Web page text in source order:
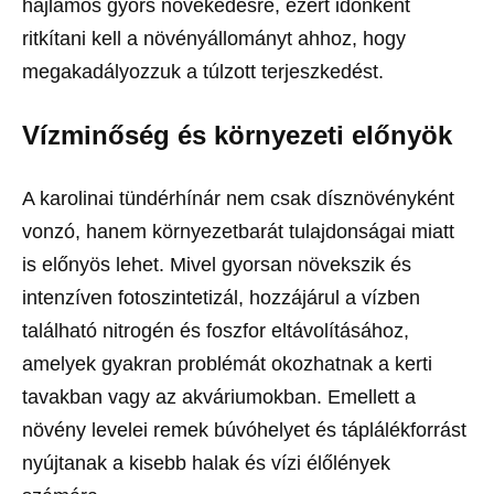
hajlamos gyors növekedésre, ezért időnként
ritkítani kell a növényállományt ahhoz, hogy
megakadályozzuk a túlzott terjeszkedést.
Vízminőség és környezeti előnyök
A karolinai tündérhínár nem csak dísznövényként
vonzó, hanem környezetbarát tulajdonságai miatt
is előnyös lehet. Mivel gyorsan növekszik és
intenzíven fotoszintetizál, hozzájárul a vízben
található nitrogén és foszfor eltávolításához,
amelyek gyakran problémát okozhatnak a kerti
tavakban vagy az akváriumokban. Emellett a
növény levelei remek búvóhelyet és táplálékforrást
nyújtanak a kisebb halak és vízi élőlények